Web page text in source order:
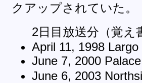
クアップされていた。
2日目放送分（覚え
April 11, 1998 Largo
June 7, 2000
June 6, 2003